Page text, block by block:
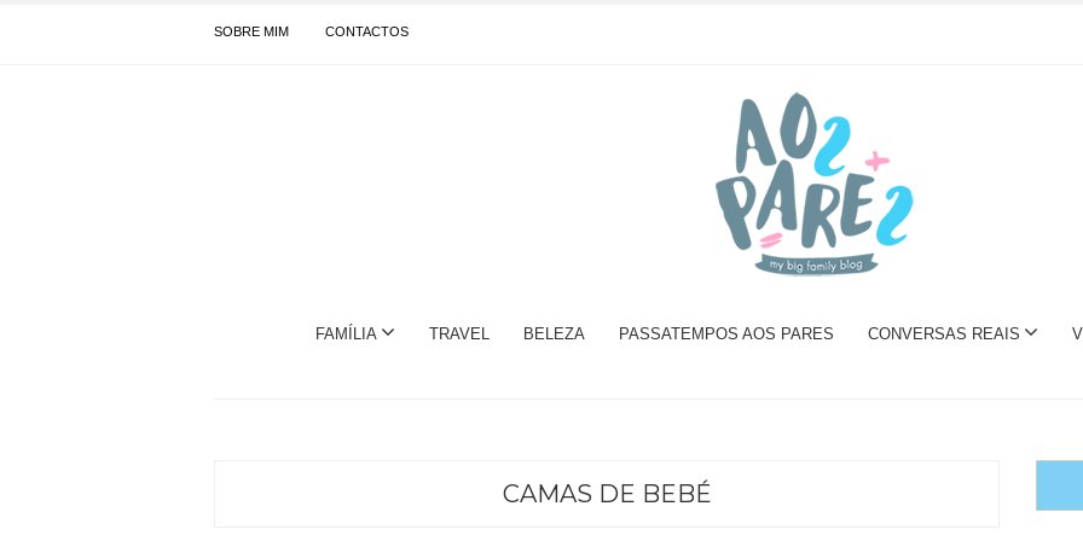
SOBRE MIM CONTACTOS
FAMÍLIA TRAVEL BELEZA PASSATEMPOS AOS PARES CONVERSAS REAIS
CAMAS DE BEBÉ